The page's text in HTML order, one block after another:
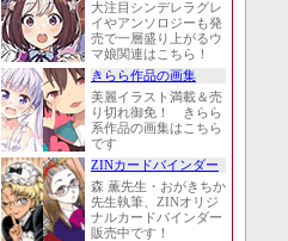
大注目シンデレラグレ
イやアンソロジーも発
売で一層盛り上がるウ
マ娘関連はこちら！
きらら作品の画集
美麗イラスト満載＆売
り切れ御免！ きらら
系作品の画集はこちら
です
ZINカードバインダー
森 薫先生・おがきちか
先生執筆、ZINオリジ
ナルカードバインダー
販売中です！